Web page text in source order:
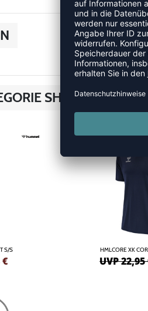
SHIRTS
S/S
€
SALE
HMLCORE XK
UVP 22,95